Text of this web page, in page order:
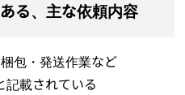
る、主な依頼内容
包・発送作業など
載されている